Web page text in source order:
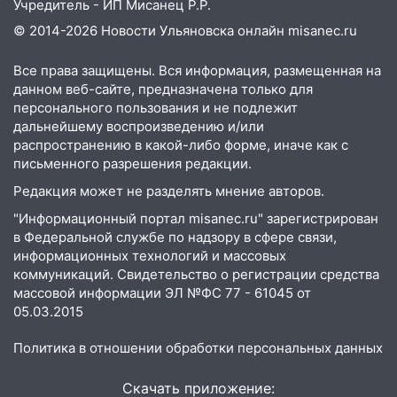
сирот получили жильё с начала года
экватор: в Ульяновской области
обновили половину региональных трасс
16:31 В Ульяновской области
капитально отремонтируют 101
многоквартирный дом
16:30
Прогноз погоды в Ульяновской
области на 5 августа
16:20 В Сурском районе сёла оказались
не защищены от лесных пожаров
16:12
Пуля пробила окно квартиры на
16-м этаже в Ульяновске
16:10
Прокуратура потребовала
Инзенском районе
Учредитель - ИП Мисанец Р.Р.
© 2014-2026 Новости Ульяновска онлайн misanec.ru
Все права защищены. Вся информация, размещенная на
данном веб-сайте, предназначена только для
персонального пользования и не подлежит
дальнейшему воспроизведению и/или
распространению в какой-либо форме, иначе как с
письменного разрешения редакции.
Редакция может не разделять мнение авторов.
"Информационный портал misanec.ru" зарегистрирован
в Федеральной службе по надзору в сфере связи,
информационных технологий и массовых
коммуникаций. Свидетельство о регистрации средства
массовой информации ЭЛ №ФС 77 - 61045 от
05.03.2015
Политика в отношении обработки персональных данных
Скачать приложение: